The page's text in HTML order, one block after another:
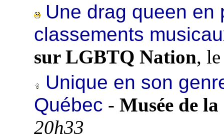
Une drag queen en
classements
sur LGBTQ Nation,
Unique en son
Québec - Musée de
20h33